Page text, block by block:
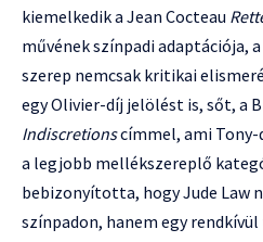
kiemelkedik a Jean Cocteau
művének színpadi adaptációja, a
szerep nemcsak kritikai
egy Olivier-díj jelölést is, sőt, a
Indiscretionscímmel, ami
a legjobb mellékszereplő
bebizonyította, hogy Jude Law
színpadon, hanem egy